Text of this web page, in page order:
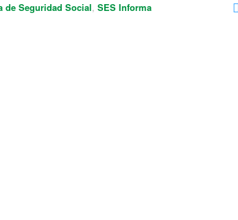
de Seguridad Social, SES Informa